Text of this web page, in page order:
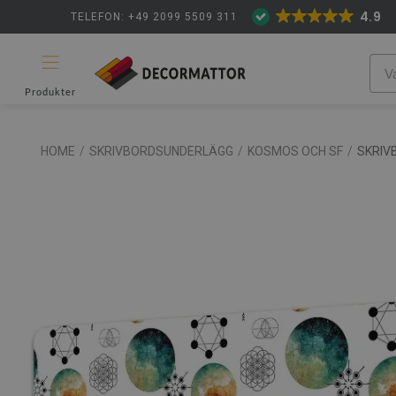
TELEFON: +49 2099 5509 311 4.9
Produkter
HOME / SKRIVBORDSUNDERLÄGG / KOSMOS OCH SF /